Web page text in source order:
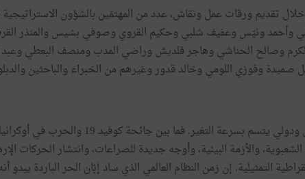
تقديم ورقات عمل ونقاش، عدد من المهتمّين بالشؤون
وأحمد ونيّس وعفيف شلبي وحكيم القروي وصوفي بسّيس والمنذر
الكرم وصالح الحناشي وهاجر قلديش وراضي المدب ومنصف البعطي
صميدة وفوزي اللومي وخالد قدور وغيرهم من الخبراء والباحثين
تتطور تونس في سياق إقليمي ودولي يتسم بسرعة التغير.
والأزمة البيئية، وأوجه جديدة للصراعات، وانتشار الحركات
التمثيلية. إن زمن النظام العالمي الذي ساد إبّان الحر الباردة يبدو